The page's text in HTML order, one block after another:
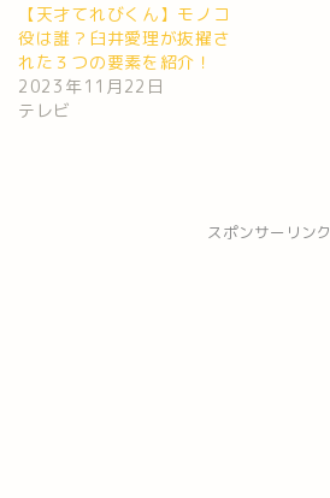
【天才てれびくん】モノコ
役は誰？臼井愛理が抜擢さ
れた３つの要素を紹介！
2023年11月22日
テレビ
スポンサーリンク